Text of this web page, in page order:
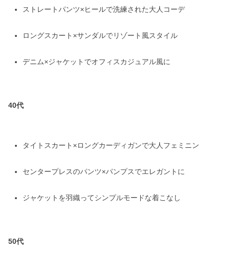
ストレートパンツ×ヒールで洗練された大人コーデ
ロングスカート×サンダルでリゾート風スタイル
デニム×ジャケットでオフィスカジュアル風に
40代
タイトスカート×ロングカーディガンで大人フェミニン
センタープレスのパンツ×パンプスでエレガントに
ジャケットを羽織ってシンプルモードな着こなし
50代